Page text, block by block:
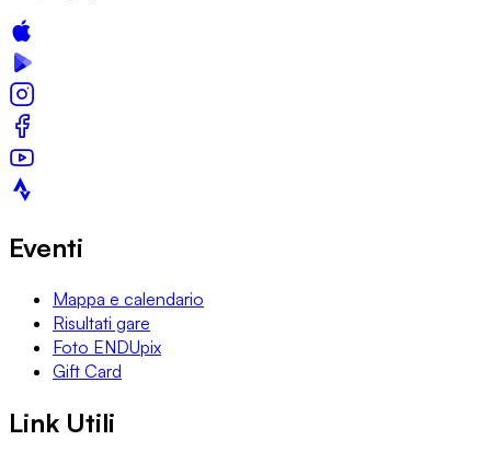
Eventi
Mappa e calendario
Risultati gare
Foto ENDUpix
Gift Card
Link Utili